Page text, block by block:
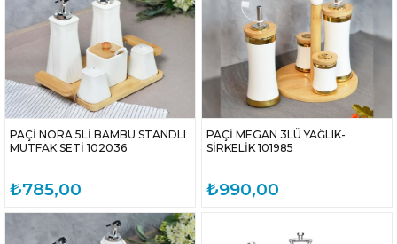
PAÇİ NORA 5Lİ BAMBU STANDLI
MUTFAK SETİ 102036
₺785,00
PAÇİ MEGAN 3LÜ YAĞLIK-
SİRKELİK 101985
₺990,00